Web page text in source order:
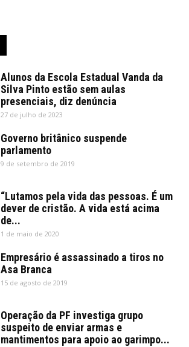
Alunos da Escola Estadual Vanda da
Silva Pinto estão sem aulas
presenciais, diz denúncia
27 de julho de 2023
Governo britânico suspende
parlamento
9 de setembro de 2019
“Lutamos pela vida das pessoas. É um
dever de cristão. A vida está acima
de...
1 de maio de 2020
Empresário é assassinado a tiros no
Asa Branca
15 de agosto de 2019
Operação da PF investiga grupo
suspeito de enviar armas e
mantimentos para apoio ao garimpo...